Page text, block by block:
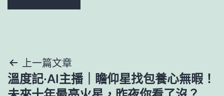
文
章
上一篇文章
溫度記·AI主播｜瞻仰星找包養心無暇！